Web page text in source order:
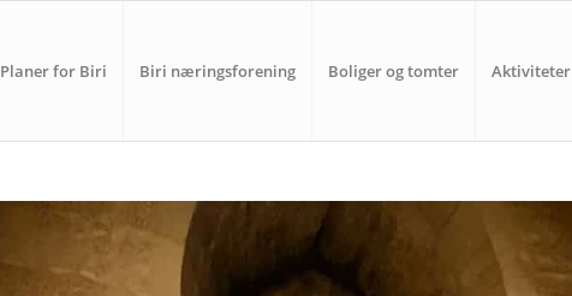
Planer for Biri Biri næringsforening Boliger og tomter Aktiviteter